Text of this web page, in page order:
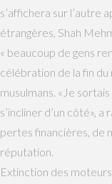
s’affichera sur l’autre
étrangères, Shah
« beaucoup de gens
célébration de la fin
musulmans. «Je
s’incliner d’un côté»,
pertes financières, de
réputation.
Extinction des